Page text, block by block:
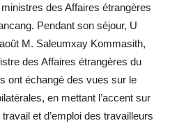
des Affaires étrangères
Pendant son séjour, U
M. Saleumxay Kommasith,
des Affaires étrangères du
ont échangé des vues sur le
en mettant l’accent sur
et d’emploi des travailleurs